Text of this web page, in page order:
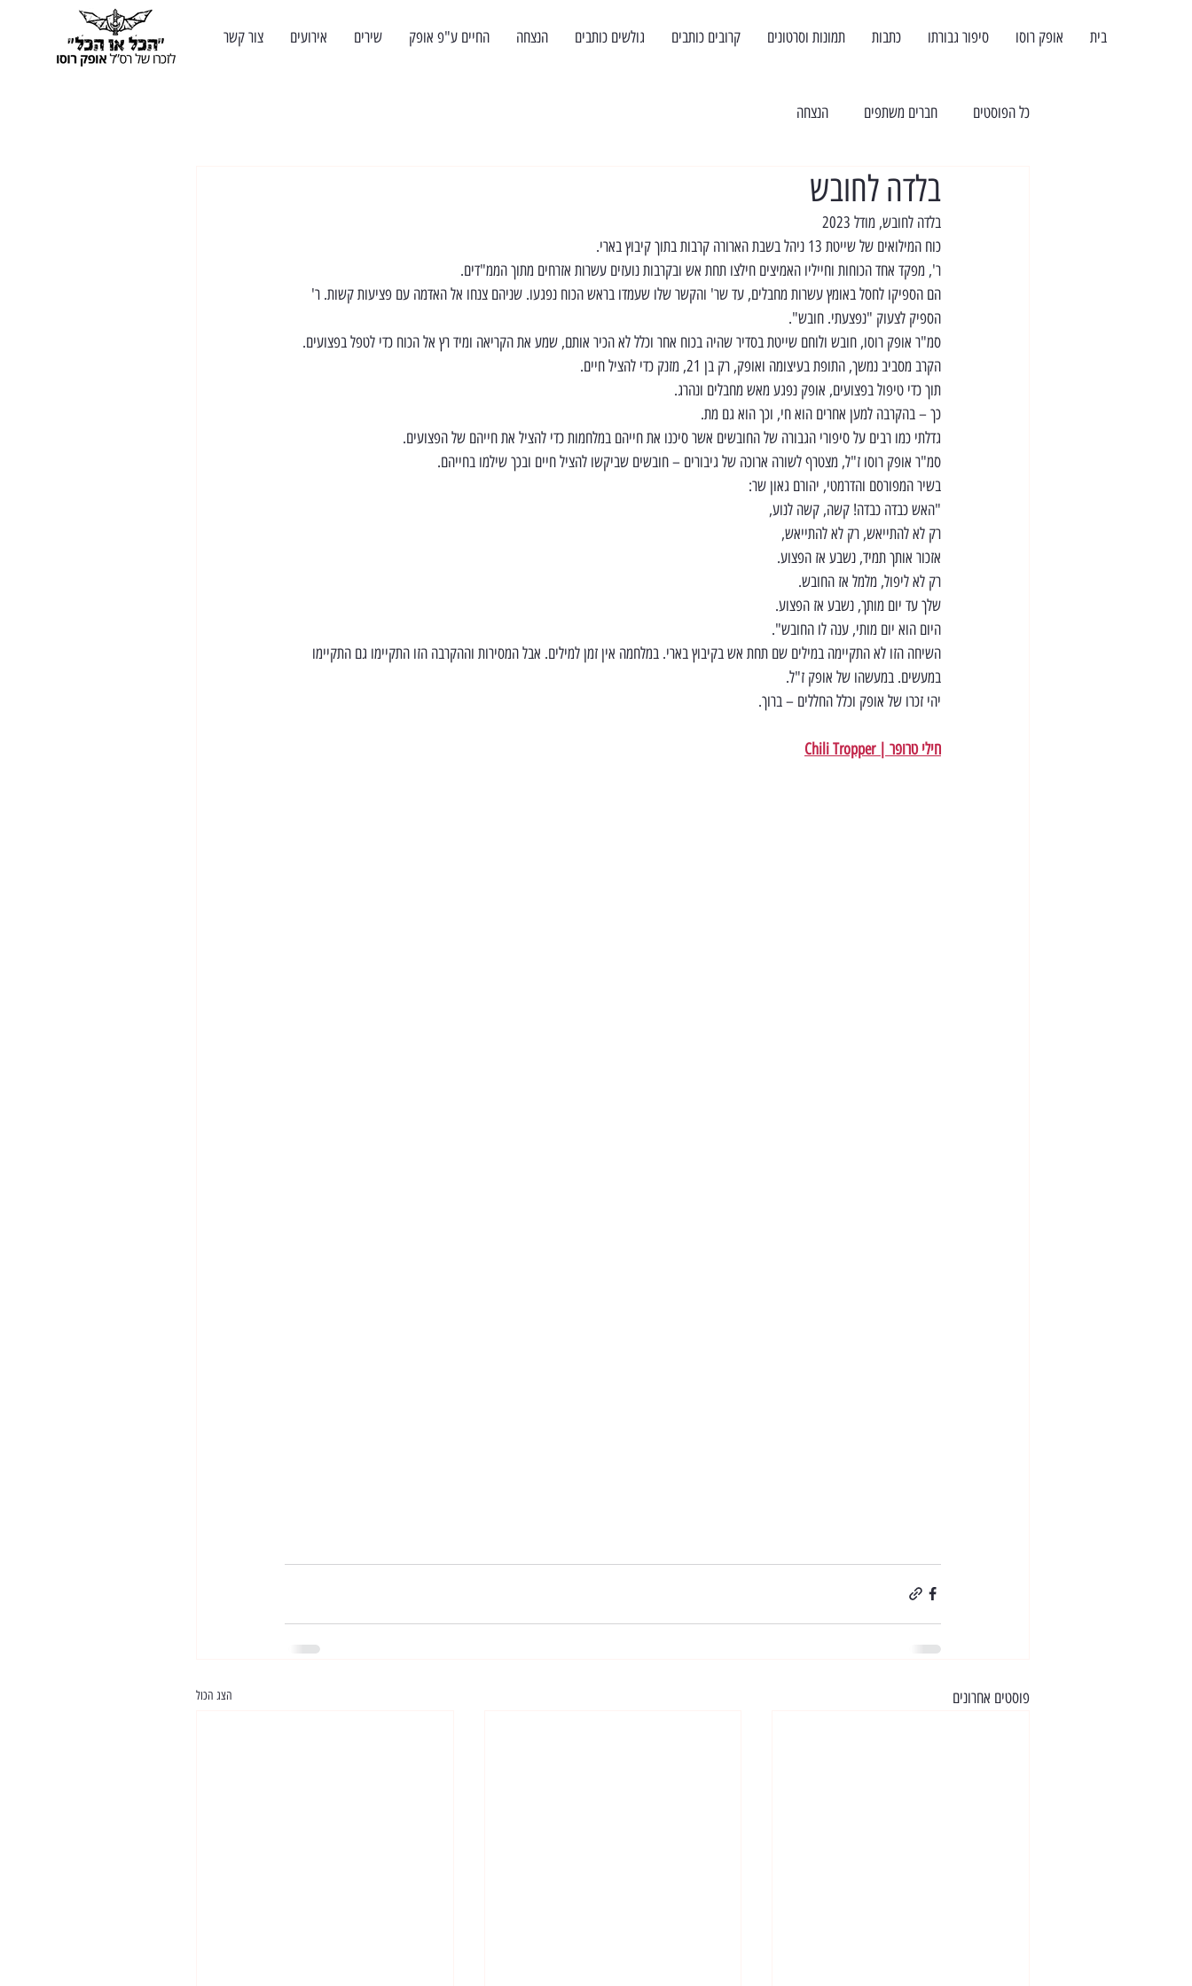
בית אופק רוסו סיפור גבורתו כתבות תמונות וסרטונים קרובים כותבים גולשים כותבים הנצחה החיים ע"פ אופק שירים אירועים צור קשר
כל הפוסטים חברים משתפים הנצחה
בלדה לחובש
בלדה לחובש, מודל 2023
כוח המילואים של שייטת 13 ניהל בשבת הארורה קרבות בתוך קיבוץ בארי.
ר', מפקד אחד הכוחות וחייליו האמיצים חילצו תחת אש ובקרבות נועזים עשרות אזרחים מתוך הממ"דים.
הם הספיקו לחסל באומץ עשרות מחבלים, עד שר' והקשר שלו שעמדו בראש הכוח נפגעו. שניהם צנחו אל האדמה עם פציעות קשות. ר'
הספיק לצעוק "נפצעתי. חובש".
סמ"ר אופק רוסו, חובש ולוחם שייטת בסדיר שהיה בכוח אחר וכלל לא הכיר אותם, שמע את הקריאה ומיד רץ אל הכוח כדי לטפל בפצועים.
הקרב מסביב נמשך, התופת בעיצומה ואופק, רק בן 21, מזנק כדי להציל חיים.
תוך כדי טיפול בפצועים, אופק נפגע מאש מחבלים ונהרג.
כך – בהקרבה למען אחרים הוא חי, וכך הוא גם מת.
גדלתי כמו רבים על סיפורי הגבורה של החובשים אשר סיכנו את חייהם במלחמות כדי להציל את חייהם של הפצועים.
סמ"ר אופק רוסו ז"ל, מצטרף לשורה ארוכה של גיבורים – חובשים שביקשו להציל חיים ובכך שילמו בחייהם.
בשיר המפורסם והדרמטי, יהורם גאון שר:
"האש כבדה כבדה! קשה, קשה לנוע,
רק לא להתייאש, רק לא להתייאש,
אזכור אותך תמיד, נשבע אז הפצוע.
רק לא ליפול, מלמל אז החובש.
שלך עד יום מותך, נשבע אז הפצוע.
היום הוא יום מותי, ענה לו החובש".
השיחה הזו לא התקיימה במילים שם תחת אש בקיבוץ בארי. במלחמה אין זמן למילים. אבל המסירות וההקרבה הזו התקיימו גם התקיימו
במעשים. במעשהו של אופק ז"ל.
יהי זכרו של אופק וכלל החללים – ברוך.
חילי טרופר | Chili Tropper
פוסטים אחרונים הצג הכול